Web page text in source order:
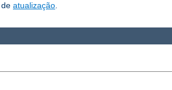
atualização.